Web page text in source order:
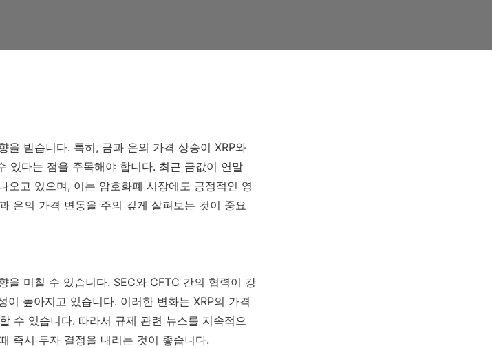
을 받습니다. 특히, 금과 은의 가격 상승이 XRP와
있다는 점을 주목해야 합니다. 최근 금값이 연말
오고 있으며, 이는 암호화폐 시장에도 긍정적인 영
은의 가격 변동을 주의 깊게 살펴보는 것이 중요
을 미칠 수 있습니다. SEC와 CFTC 간의 협력이 강
이 높아지고 있습니다. 이러한 변화는 XRP의 가격
수 있습니다. 따라서 규제 관련 뉴스를 지속적으
즉시 투자 결정을 내리는 것이 좋습니다.